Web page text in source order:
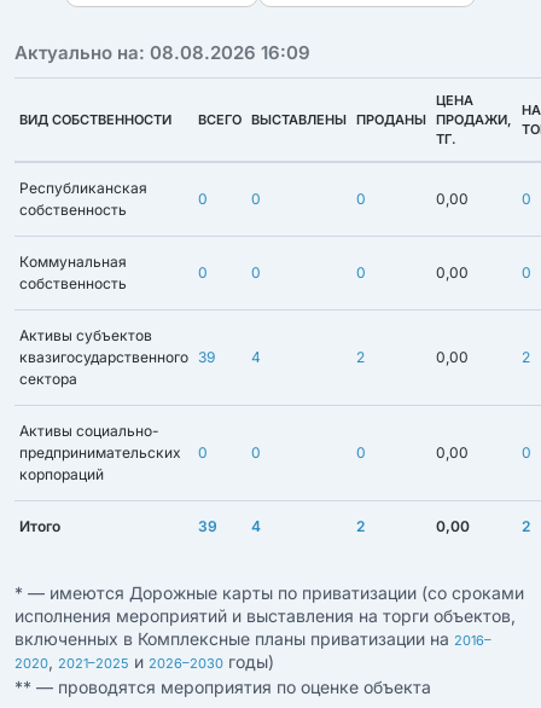
Актуально на: 08.08.2026 16:09
ВИД СОБСТВЕННОСТИ ВСЕГО ВЫСТАВЛЕНЫ ПРОДАНЫ
ЦЕНА
ПРОДАЖИ,
ТГ.
НА
Республиканская
собственность
0 0 0 0,00 0
Коммунальная
собственность
0 0 0 0,00 0
Активы субъектов
квазигосударственного
сектора
39 4 2 0,00 2
Активы социально-
предпринимательских
корпораций
0 0 0 0,00 0
Итого 39 4 2 0,00 2
* — имеются Дорожные карты по приватизации (со сроками
исполнения мероприятий и выставления на торги объектов,
включенных в Комплексные планы приватизации на 2016–
2020, 2021–2025 и 2026–2030 годы)
** — проводятся мероприятия по оценке объекта